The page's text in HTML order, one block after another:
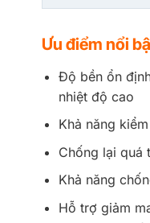
Ưu điểm nổi
Độ bền ổn
nhiệt độ cao
Khả năng
Chống lại quá
Khả năng
Hỗ trợ giảm